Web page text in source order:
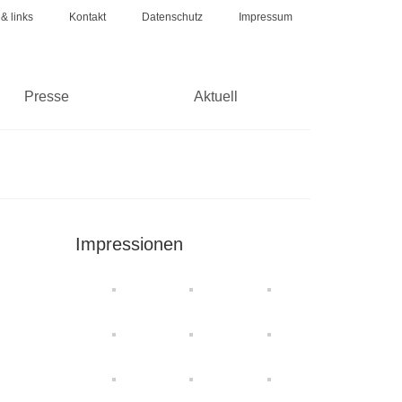
links Kontakt Datenschutz Impressum
Presse Aktuell
Impressionen